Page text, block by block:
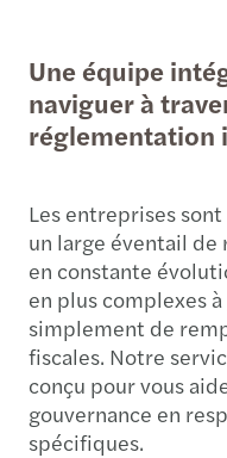
Une équipe
naviguer à
réglementation
Les entreprises
un large éventail
en constante
en plus complexes
simplement de
fiscales. Notre
conçu pour vous
gouvernance en
spécifiques.